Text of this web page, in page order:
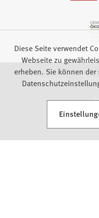
Impressum
Diese Seite verwendet
Webseite zu
erheben. Sie können
(Öffnet in einem neuen Tab)